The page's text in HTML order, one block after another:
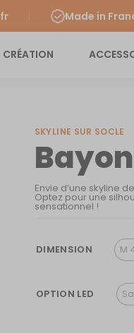
Made in
CRÉATION
SKYLINE SUR SOCLE
Envie d’une skyline
Optez pour une
sensationnel !
DIMENSION M
OPTION LED